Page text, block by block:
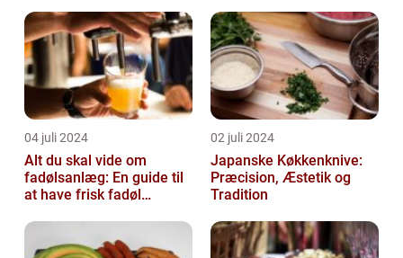
04 juli 2024
Alt du skal vide om
fadølsanlæg: En guide til
at have frisk fadøl
02 juli 2024
Japanske Køkkenknive:
Præcision, Æstetik og
Tradition